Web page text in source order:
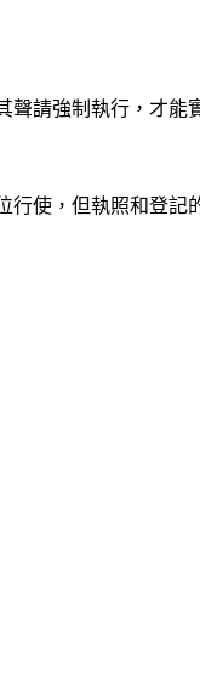
聲請強制執行，才能
行使，但執照和登記